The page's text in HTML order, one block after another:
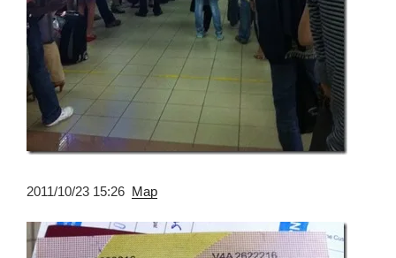
2011/10/23 15:26 Map